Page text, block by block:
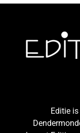
Editie